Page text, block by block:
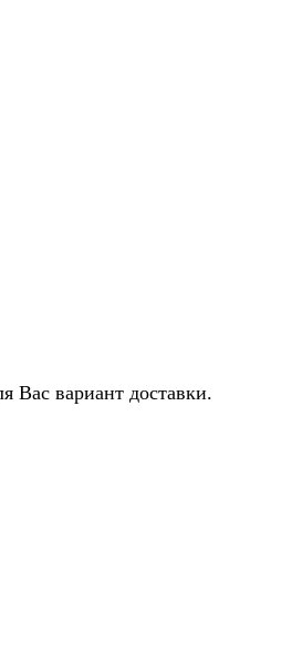
Вас вариант доставки.